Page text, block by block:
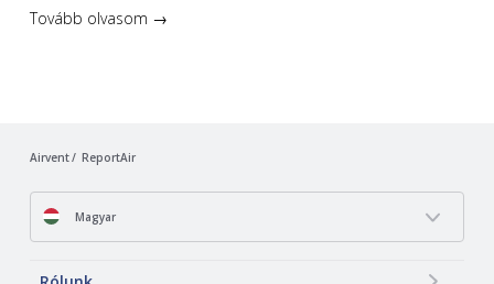
Tovább olvasom →
Airvent ReportAir
Magyar